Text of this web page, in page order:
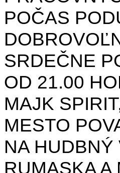
POČAS
SRDEČNE
OD 21.00
MAJK
MESTO
NA
RUMASKA